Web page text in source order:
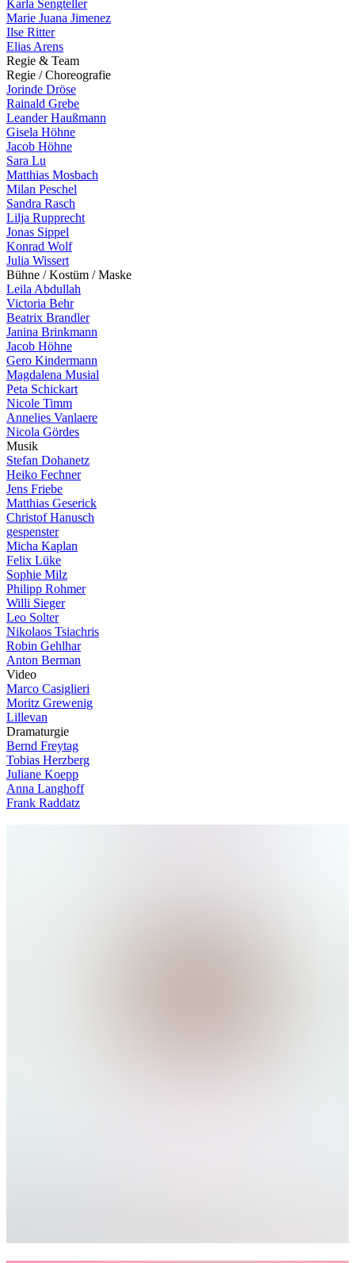
Karla Sengteller
Marie Juana Jimenez
Ilse Ritter
Elias Arens
Regie & Team
Regie / Choreografie
Jorinde Dröse
Rainald Grebe
Leander Haußmann
Gisela Höhne
Jacob Höhne
Sara Lu
Matthias Mosbach
Milan Peschel
Sandra Rasch
Lilja Rupprecht
Jonas Sippel
Konrad Wolf
Julia Wissert
Bühne / Kostüm / Maske
Leila Abdullah
Victoria Behr
Beatrix Brandler
Janina Brinkmann
Jacob Höhne
Gero Kindermann
Magdalena Musial
Peta Schickart
Nicole Timm
Annelies Vanlaere
Nicola Gördes
Musik
Stefan Dohanetz
Heiko Fechner
Jens Friebe
Matthias Geserick
Christof Hanusch
gespenster
Micha Kaplan
Felix Lüke
Sophie Milz
Philipp Rohmer
Willi Sieger
Leo Solter
Nikolaos Tsiachris
Robin Gehlhar
Anton Berman
Video
Marco Casiglieri
Moritz Grewenig
Lillevan
Dramaturgie
Bernd Freytag
Tobias Herzberg
Juliane Koepp
Anna Langhoff
Frank Raddatz